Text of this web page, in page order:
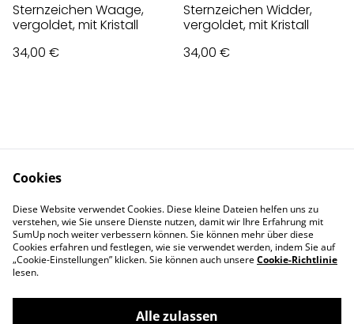
Sternzeichen Waage,
vergoldet, mit Kristall
34,00 €
Sternzeichen Widder,
vergoldet, mit Kristall
34,00 €
Privacy Policy
Cookie Policy
Impressum
Cookies
Diese Website verwendet Cookies. Diese kleine Dateien helfen uns zu
verstehen, wie Sie unsere Dienste nutzen, damit wir Ihre Erfahrung mit
SumUp noch weiter verbessern können. Sie können mehr über diese
Cookies erfahren und festlegen, wie sie verwendet werden, indem Sie auf
„Cookie-Einstellungen” klicken. Sie können auch unsereCookie-Richtlinie
lesen.
Alle zulassen